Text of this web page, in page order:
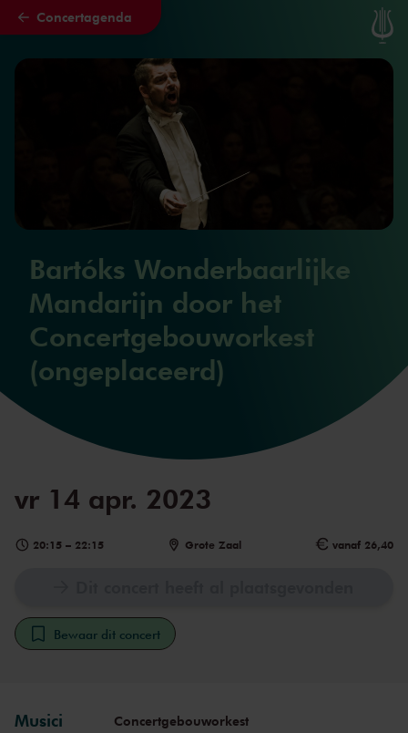
Naar hoofdcontent
Concertagenda
Bartóks Wonderbaarlijke
Mandarijn door het
Concertgebouworkest
(ongeplaceerd)
vr 14 apr. 2023
20:15 – 22:15 Grote Zaal vanaf 26,40
Bewaar dit concert
Musici
Concertgebouworkest